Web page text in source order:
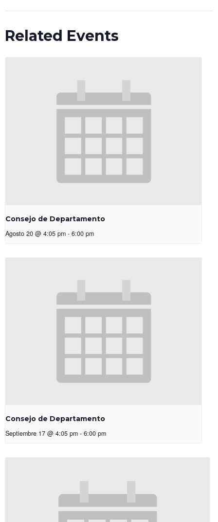
Related Events
Consejo de Departamento
Agosto 20 @ 4:05 pm - 6:00 pm
Consejo de Departamento
Septiembre 17 @ 4:05 pm - 6:00 pm